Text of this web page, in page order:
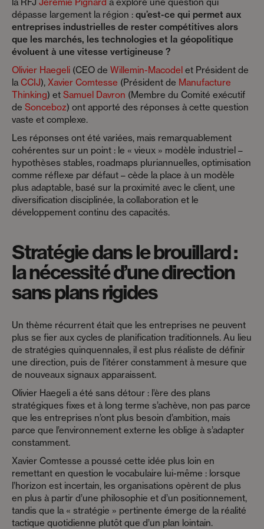
la RFJ Jérémie Pignard a exploré une question qui
dépasse largement la région : qu’est-ce qui permet aux
entreprises industrielles de rester compétitives alors
que les marchés, les technologies et la géopolitique
évoluent à une vitesse vertigineuse ?
Olivier Haegeli (CEO de Willemin-Macodel et Président de
laCCIJ), Xavier Comtesse (Président de Manufacture
Thinking) et Samuel Davron (Membre du Comité exécutif
de Sonceboz) ont apporté des réponses à cette question
vaste et complexe.
Les réponses ont été variées, mais remarquablement
cohérentes sur un point : le « vieux » modèle industriel –
hypothèses stables, roadmaps pluriannuelles, optimisation
comme réflexe par défaut – cède la place à un modèle
plus adaptable, basé sur la proximité avec le client, une
diversification disciplinée, la collaboration et le
développement continu des capacités.
Stratégie dans le brouillard :
la nécessité d’une direction
sans plans rigides
Un thème récurrent était que les entreprises ne peuvent
plus se fier aux cycles de planification traditionnels. Au lieu
de stratégies quinquennales, il est plus réaliste de définir
une direction, puis de l’itérer constamment à mesure que
de nouveaux signaux apparaissent.
Olivier Haegeli a été sans détour : l’ère des plans
stratégiques fixes et à long terme s’achève, non pas parce
que les entreprises n’ont plus besoin d’ambition, mais
parce que l’environnement externe les oblige à s’adapter
constamment.
Xavier Comtesse a poussé cette idée plus loin en
remettant en question le vocabulaire lui-même : lorsque
l’horizon est incertain, les organisations opèrent de plus
en plus à partir d’une philosophie et d’un positionnement,
tandis que la « stratégie » pertinente émerge de la réalité
tactique quotidienne plutôt que d’un plan lointain.